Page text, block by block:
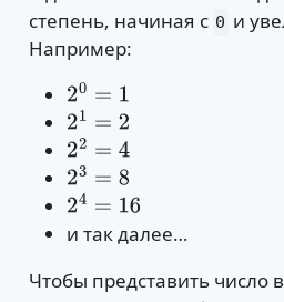
степень, начиная с 0 и
Например:
20 =1
21 =2
22 =4
23 =8
24 =16
и так далее…
Чтобы представить число